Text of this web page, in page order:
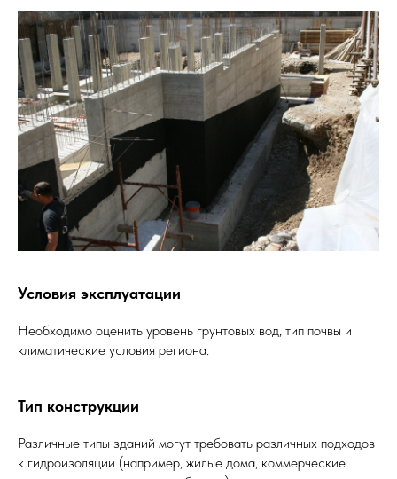
Условия эксплуатации
Необходимо оценить уровень грунтовых вод, тип почвы и
климатические условия региона.
Тип конструкции
Различные типы зданий могут требовать различных подходов
к гидроизоляции (например, жилые дома, коммерческие